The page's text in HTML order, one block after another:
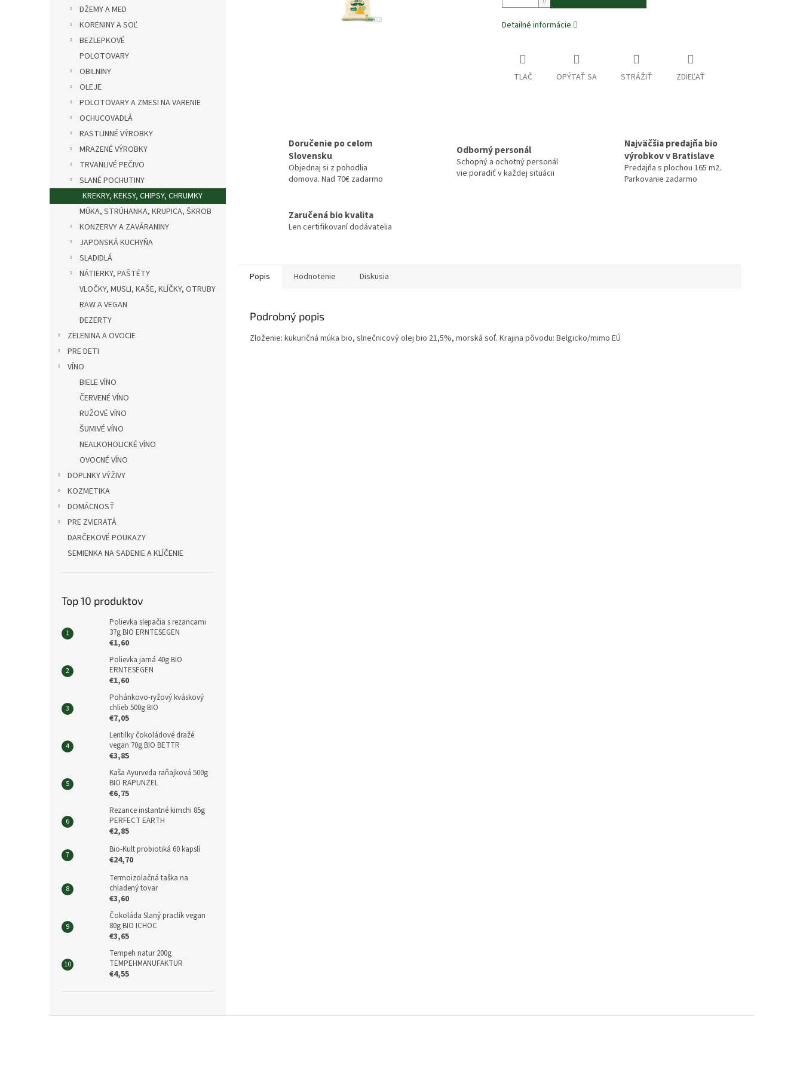
DŽEMY A MED
KORENINY A SOĽ
BEZLEPKOVÉ
POLOTOVARY
OBILNINY
OLEJE
POLOTOVARY A ZMESI NA VARENIE
OCHUCOVADLÁ
RASTLINNÉ VÝROBKY
MRAZENÉ VÝROBKY
TRVANLIVÉ PEČIVO
SLANÉ POCHUTINY
KREKRY, KEKSY, CHIPSY, CHRUMKY
MÚKA, STRÚHANKA, KRUPICA, ŠKROB
KONZERVY A ZAVÁRANINY
JAPONSKÁ KUCHYŇA
SLADIDLÁ
NÁTIERKY, PAŠTÉTY
VLOČKY, MUSLI, KAŠE, KLÍČKY, OTRUBY
RAW A VEGAN
DEZERTY
ZELENINA A OVOCIE
PRE DETI
VÍNO
BIELE VÍNO
ČERVENÉ VÍNO
RUŽOVÉ VÍNO
ŠUMIVÉ VÍNO
NEALKOHOLICKÉ VÍNO
OVOCNÉ VÍNO
DOPLNKY VÝŽIVY
KOZMETIKA
DOMÁCNOSŤ
PRE ZVIERATÁ
DARČEKOVÉ POUKAZY
SEMIENKA NA SADENIE A KLÍČENIE
Top 10 produktov
Polievka slepačia s rezancami
37g BIO ERNTESEGEN
€1,60
Polievka jarná 40g BIO
ERNTESEGEN
€1,60
Pohánkovo-ryžový kváskový
chlieb 500g BIO
€7,05
Lentilky čokoládové dražé
vegan 70g BIO BETTR
€3,85
Kaša Ayurveda raňajková 500g
BIO RAPUNZEL
€6,75
Rezance instantné kimchi 85g
PERFECT EARTH
€2,85
Bio-Kult probiotiká 60 kapslí
€24,70
Termoizolačná taška na
chladený tovar
€3,60
Čokoláda Slaný praclík vegan
80g BIO ICHOC
€3,65
Tempeh natur 200g
TEMPEHMANUFAKTUR
€4,55
Detailné informácie
TLAČ OPÝTAŤ SA STRÁŽIŤ ZDIEĽAŤ
Doručenie po celom
Slovensku
Objednaj si z pohodlia
domova. Nad 70€ zadarmo
Odborný personál
Schopný a ochotný personál
vie poradiť v každej situácii
Najväčšia predajňa bio
výrobkov v Bratislave
Predajňa s plochou 165 m2.
Parkovanie zadarmo
Zaručená bio kvalita
Len certifikovaní dodávatelia
Popis Hodnotenie Diskusia
Podrobný popis
Zloženie: kukuričná múka bio, slnečnicový olej bio 21,5%, morská soľ. Krajina pôvodu: Belgicko/mimo EÚ